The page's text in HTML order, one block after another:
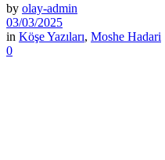
by olay-admin
03/03/2025
in Köşe Yazıları, Moshe Hadari
0